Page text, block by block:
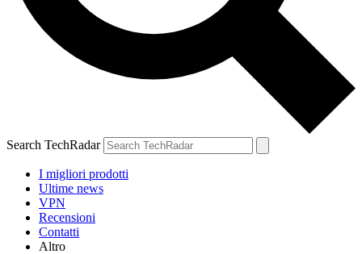
Search TechRadar
I migliori prodotti
Ultime news
VPN
Recensioni
Contatti
Altro